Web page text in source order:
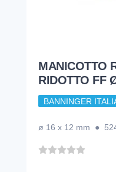
MANICOTTO
RIDOTTO FF
BANNINGER
ø 16 x 12 mm ●